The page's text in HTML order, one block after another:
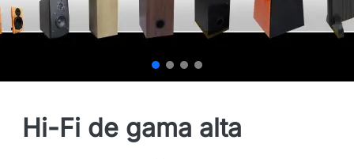
Hi-Fi de gama alta